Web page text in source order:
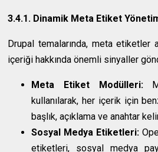
3.4.1. Dinamik Meta Etiket
Drupal temalarında, meta etiketler
içeriği hakkında önemli sinyaller
Meta Etiket Modülleri:
kullanılarak, her içerik için
başlık, açıklama ve anahtar
Sosyal Medya Etiketleri:
etiketleri, sosyal medya